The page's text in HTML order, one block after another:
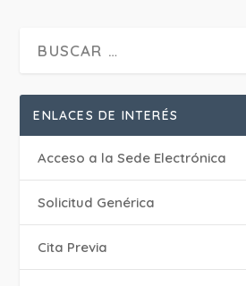
ENLACES DE INTERÉS
Acceso a la Sede Electrónica
Solicitud Genérica
Cita Previa